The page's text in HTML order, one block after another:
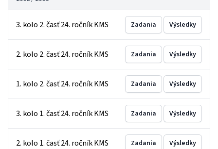
3. kolo 2. časť 24. ročník KMS Zadania Výsledky
2. kolo 2. časť 24. ročník KMS Zadania Výsledky
1. kolo 2. časť 24. ročník KMS Zadania Výsledky
3. kolo 1. časť 24. ročník KMS Zadania Výsledky
2. kolo 1. časť 24. ročník KMS Zadania Výsledky